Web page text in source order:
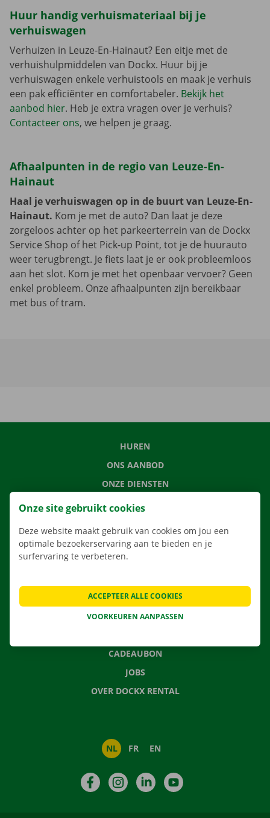
Huur handig verhuismateriaal bij je
verhuiswagen
Verhuizen in Leuze-En-Hainaut? Een eitje met de
verhuishulpmiddelen van Dockx. Huur bij je
verhuiswagen enkele verhuistools en maak je verhuis
een pak efficiënter en comfortabeler. Bekijk het
aanbod hier. Heb je extra vragen over je verhuis?
Contacteer ons, we helpen je graag.
Afhaalpunten in de regio van Leuze-En-
Hainaut
Haal je verhuiswagen op in de buurt van Leuze-En-
Hainaut. Kom je met de auto? Dan laat je deze
zorgeloos achter op het parkeerterrein van de Dockx
Service Shop of het Pick-up Point, tot je de huurauto
weer terugbrengt. Je fiets laat je er ook probleemloos
aan het slot. Kom je met het openbaar vervoer? Geen
enkel probleem. Onze afhaalpunten zijn bereikbaar
met bus of tram.
HUREN
ONS AANBOD
ONZE DIENSTEN
LOCATIES
VERHUISOPLOSSINGEN
CONTACTEER ONS
VEELGESTELDE VRAGEN
CADEAUBON
JOBS
OVER DOCKX RENTAL
NL FR EN
FacebookInstagramLinkedIn
Onze site gebruikt cookies
Deze website maakt gebruik van cookies om jou een
optimale bezoekerservaring aan te bieden en je
surfervaring te verbeteren.
VOORKEUREN AANPASSEN
ACCEPTEER ALLE COOKIES